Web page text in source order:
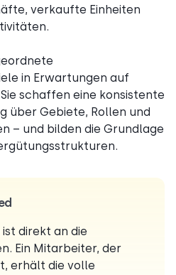
verkaufte Einheiten
in Erwartungen auf
schaffen eine konsistente
über Gebiete, Rollen und
– und bilden die Grundlage
direkt an die
Ein Mitarbeiter, der
erhält die volle